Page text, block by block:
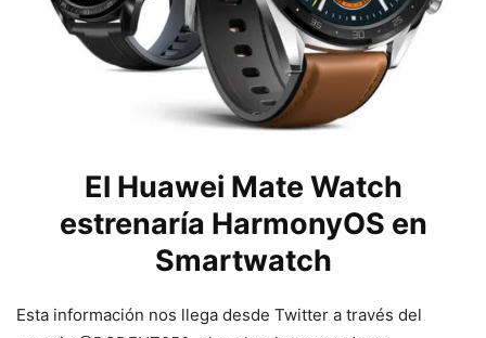
El Huawei Mate Watch
estrenaría HarmonyOS en
Smartwatch
Esta información nos llega desde Twitter a través del